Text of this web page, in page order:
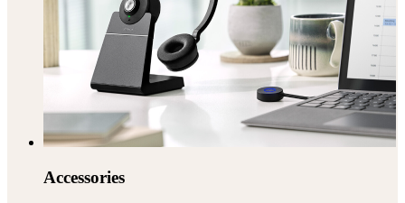
Accessories